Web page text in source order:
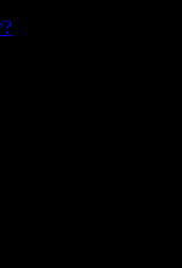
האם Google Docs יכול להקריא לי טקסט?